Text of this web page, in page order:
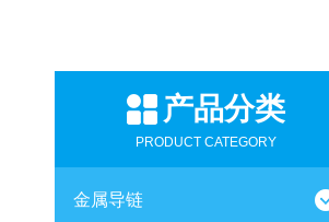
产品分类
PRODUCT CATEGORY
金属导链